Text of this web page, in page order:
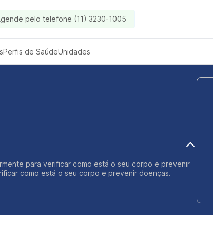
pelo telefone (11) 3230-1005
Perfis de SaúdeUnidades
para verificar como está o seu corpo e prevenir
como está o seu corpo e prevenir doenças.